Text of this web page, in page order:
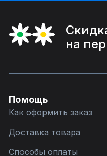
на
Помощь
Как оформить заказ
Доставка товара
Способы оплаты